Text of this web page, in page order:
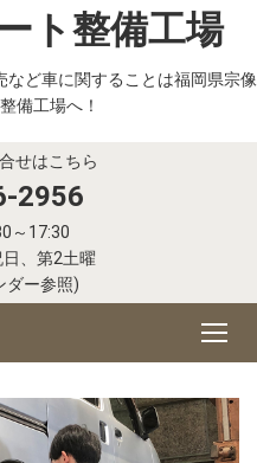
ト整備工場
ど車に関することは福岡県宗像
備工場へ！
せはこちら
2956
～17:30
、第2土曜
ダー参照)